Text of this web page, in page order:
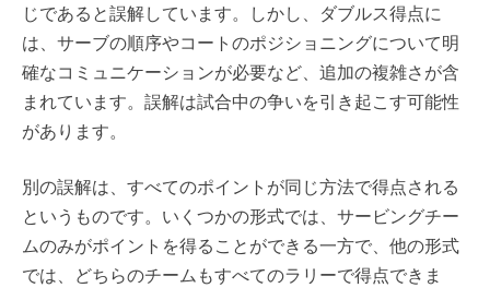
じであると誤解しています。しかし、ダブルス得点に
は、サーブの順序やコートのポジショニングについて明
確なコミュニケーションが必要など、追加の複雑さが含
まれています。誤解は試合中の争いを引き起こす可能性
があります。
別の誤解は、すべてのポイントが同じ方法で得点される
というものです。いくつかの形式では、サービングチー
ムのみがポイントを得ることができる一方で、他の形式
では、どちらのチームもすべてのラリーで得点できま